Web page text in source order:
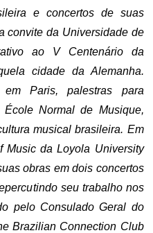
e concertos de suas
convite da Universidade de
ao V Centenário da
cidade da Alemanha.
em Paris, palestras para
Normal de Musique,
musical brasileira. Em
Music da Loyola University
obras em dois concertos
seu trabalho nos
pelo Consulado Geral do
Brazilian Connection Club